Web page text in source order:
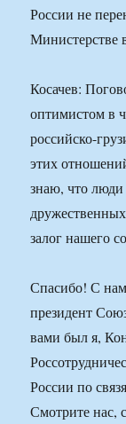
России не
Министерстве
Косачев:
оптимистом в
российско-
этих
знаю, что люди
залог нашего
Спасибо! С
президент
вами был я,
России по
Смотрите нас,